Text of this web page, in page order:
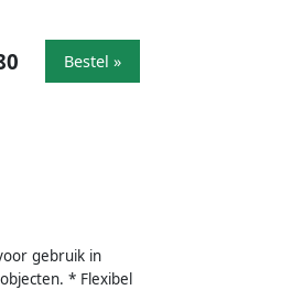
Bestel »
gebruik in
* Flexibel